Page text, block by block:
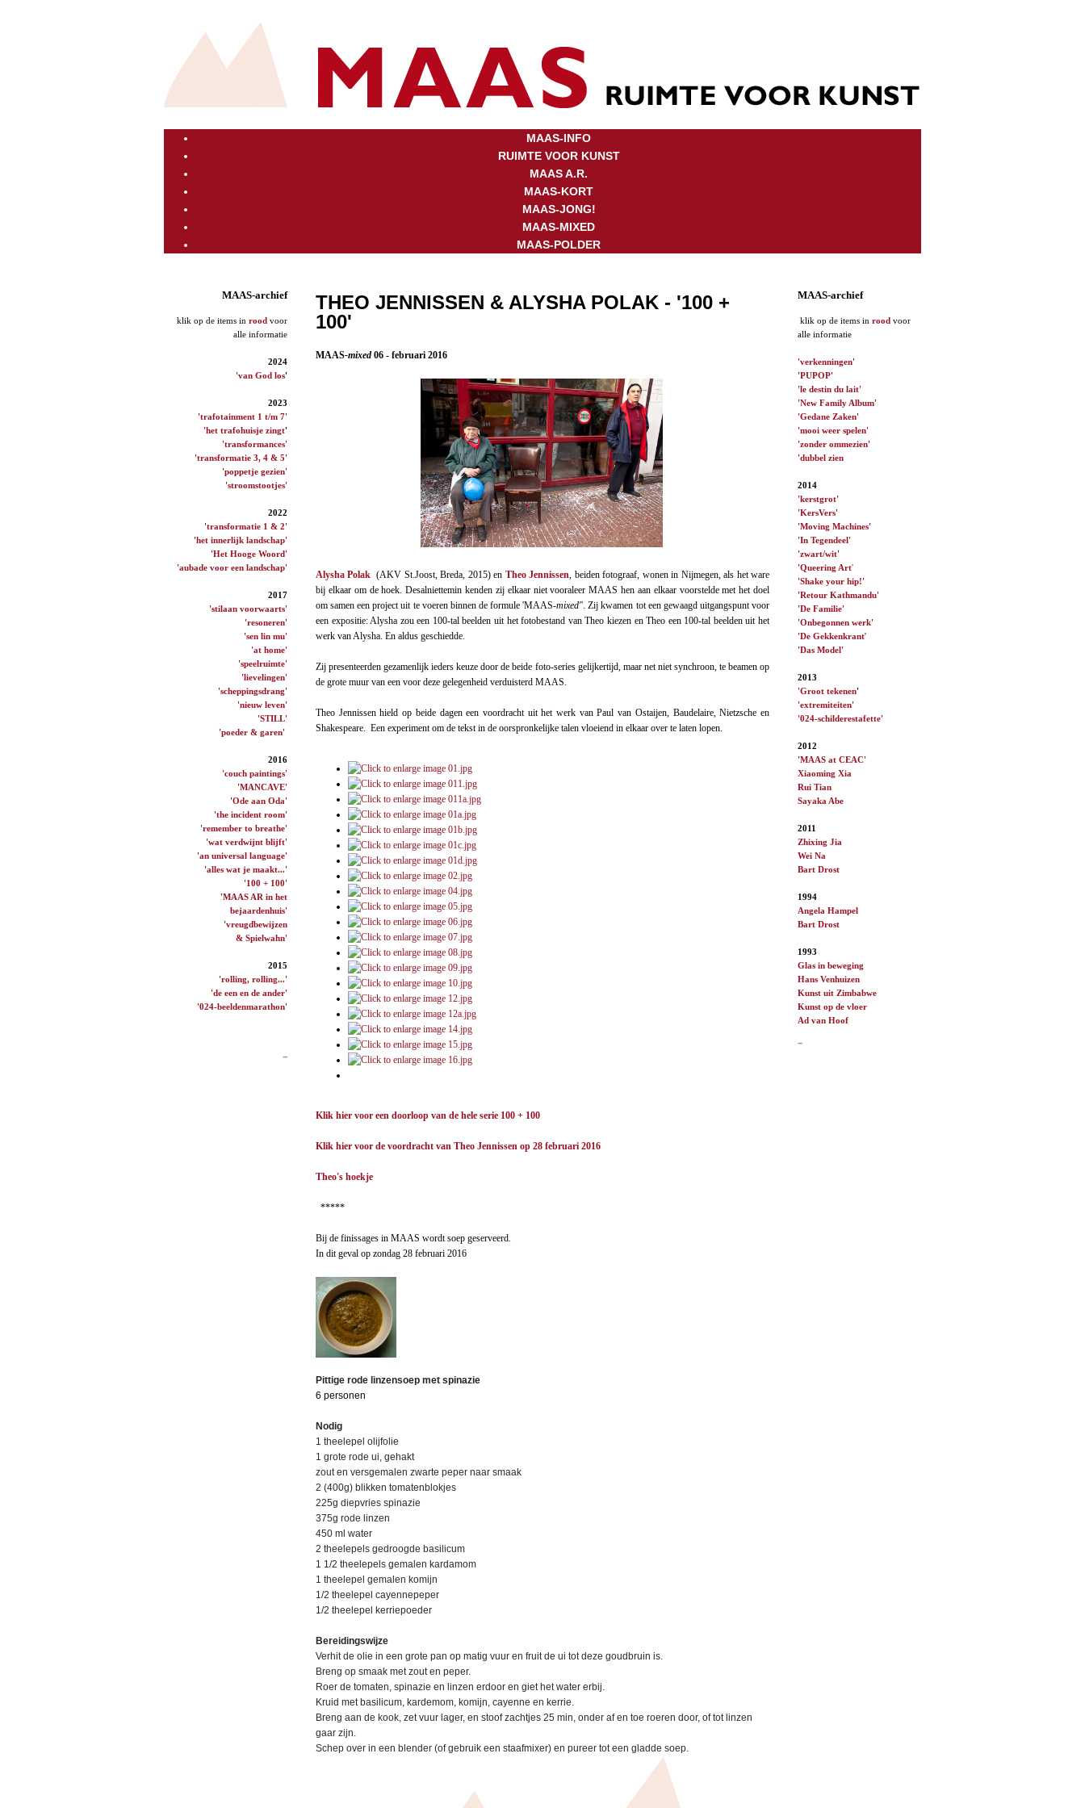
MAAS-INFO
RUIMTE VOOR KUNST
MAAS A.R.
MAAS-KORT
MAAS-JONG!
MAAS-MIXED
MAAS-POLDER
MAAS-archief
klik op de items in rood voor
alle informatie
2024
'van God los'
2023
'trafotainment 1 t/m 7'
'het trafohuisje zingt'
'transformances'
'transformatie 3, 4 & 5'
'poppetje gezien'
'stroomstootjes'
2022
'transformatie 1 & 2'
'het innerlijk landschap'
'Het Hooge Woord'
'aubade voor een landschap'
2017
'stilaan voorwaarts'
'resoneren'
'sen lin mu'
'at home'
'speelruimte'
'lievelingen'
'scheppingsdrang'
'nieuw leven'
'STILL'
'poeder & garen'
2016
'couch paintings'
'MANCAVE'
'Ode aan Oda'
'the incident room'
'remember to breathe'
'wat verdwijnt blijft'
'an universal language'
'alles wat je maakt...'
'100 + 100'
'MAAS AR in het
bejaardenhuis'
'vreugdbewijzen
& Spielwahn'
2015
'rolling, rolling...'
'de een en de ander'
'024-beeldenmarathon'
THEO JENNISSEN & ALYSHA POLAK - '100 +
100'
MAAS-mixed 06 - februari 2016
Alysha Polak (AKV St.Joost, Breda, 2015) en Theo Jennissen, beiden fotograaf, wonen in Nijmegen, als het ware
bij elkaar om de hoek. Desalniettemin kenden zij elkaar niet vooraleer MAAS hen aan elkaar voorstelde met het doel
om samen een project uit te voeren binnen de formule 'MAAS-mixed''. Zij kwamen tot een gewaagd uitgangspunt voor
een expositie: Alysha zou een 100-tal beelden uit het fotobestand van Theo kiezen en Theo een 100-tal beelden uit het
werk van Alysha. En aldus geschiedde.
Zij presenteerden gezamenlijk ieders keuze door de beide foto-series gelijkertijd, maar net niet synchroon, te beamen op
de grote muur van een voor deze gelegenheid verduisterd MAAS.
Theo Jennissen hield op beide dagen een voordracht uit het werk van Paul van Ostaijen, Baudelaire, Nietzsche en
Shakespeare. Een experiment om de tekst in de oorspronkelijke talen vloeiend in elkaar over te laten lopen.
Klik hier voor een doorloop van de hele serie 100 + 100
Klik hier voor de voordracht van Theo Jennissen op 28 februari 2016
Theo's hoekje
*****
Bij de finissages in MAAS wordt soep geserveerd.
In dit geval op zondag 28 februari 2016
Pittige rode linzensoep met spinazie
6 personen
Nodig
1 theelepel olijfolie
1 grote rode ui, gehakt
zout en versgemalen zwarte peper naar smaak
2 (400g) blikken tomatenblokjes
225g diepvries spinazie
375g rode linzen
450 ml water
2 theelepels gedroogde basilicum
1 1/2 theelepels gemalen kardamom
1 theelepel gemalen komijn
1/2 theelepel cayennepeper
1/2 theelepel kerriepoeder
Bereidingswijze
Verhit de olie in een grote pan op matig vuur en fruit de ui tot deze goudbruin is.
Breng op smaak met zout en peper.
Roer de tomaten, spinazie en linzen erdoor en giet het water erbij.
Kruid met basilicum, kardemom, komijn, cayenne en kerrie.
Breng aan de kook, zet vuur lager, en stoof zachtjes 25 min, onder af en toe roeren door, of tot linzen
gaar zijn.
Schep over in een blender (of gebruik een staafmixer) en pureer tot een gladde soep.
MAAS-archief
klik op de items in rood voor
alle informatie
'verkenningen'
'PUPOP'
'le destin du lait'
'New Family Album'
'Gedane Zaken'
'mooi weer spelen'
'zonder ommezien'
'dubbel zien
2014
'kerstgrot'
'KersVers'
'Moving Machines'
'In Tegendeel'
'zwart/wit'
'Queering Art'
'Shake your hip!'
'Retour Kathmandu'
'De Familie'
'Onbegonnen werk'
'De Gekkenkrant'
'Das Model'
2013
'Groot tekenen'
'extremiteiten'
'024-schilderestafette'
2012
'MAAS at CEAC'
Xiaoming Xia
Rui Tian
Sayaka Abe
2011
Zhixing Jia
Wei Na
Bart Drost
1994
Angela Hampel
Bart Drost
1993
Glas in beweging
Hans Venhuizen
Kunst uit Zimbabwe
Kunst op de vloer
Ad van Hoof